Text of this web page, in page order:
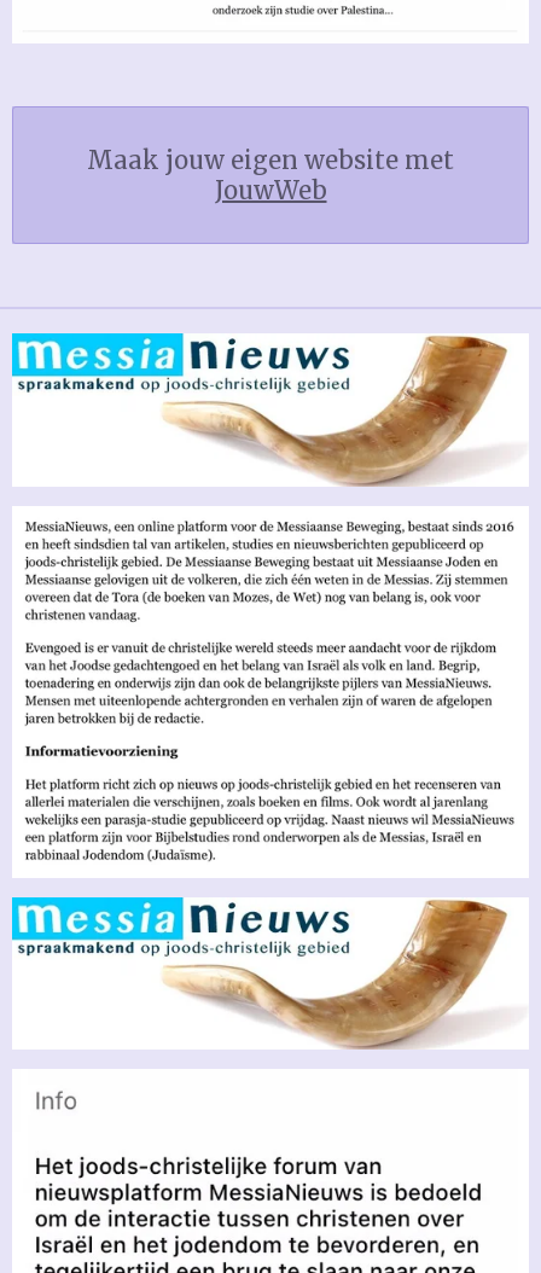
Maak jouw eigen website met
JouwWeb